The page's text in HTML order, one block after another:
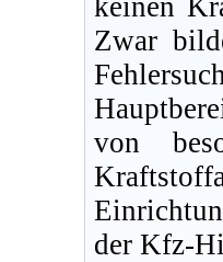
Zwar
von
der Kfz-